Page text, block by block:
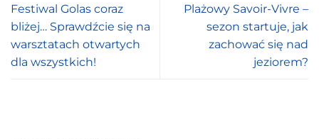
Festiwal Golas coraz
bliżej… Sprawdźcie się na
warsztatach otwartych
dla wszystkich!
Plażowy Savoir-Vivre –
sezon startuje, jak
zachować się nad
jeziorem?